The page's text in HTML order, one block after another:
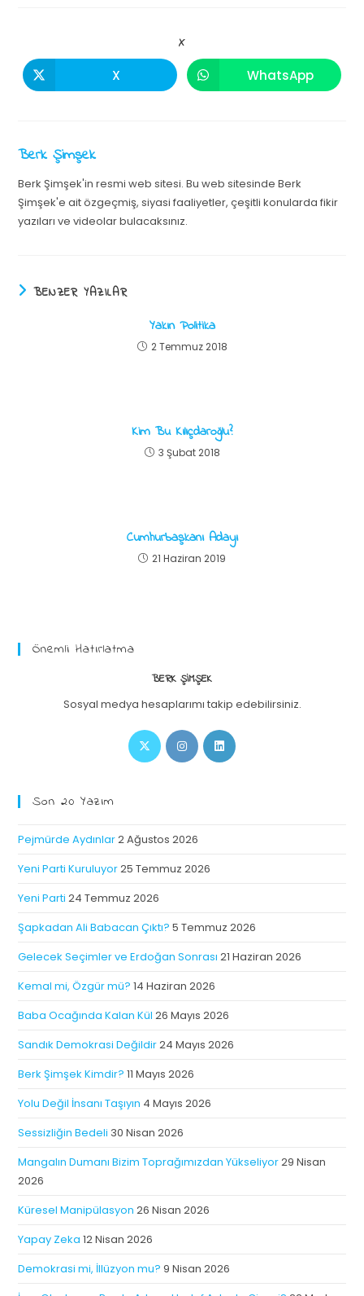
X
X
WhatsApp
Berk Şimşek
Berk Şimşek'in resmi web sitesi. Bu web sitesinde Berk
Şimşek'e ait özgeçmiş, siyasi faaliyetler, çeşitli konularda fikir
yazıları ve videolar bulacaksınız.
BENZER YAZILAR
Yakın Politika
2 Temmuz 2018
Kim Bu Kılıçdaroğlu?
3 Şubat 2018
Cumhurbaşkanı Adayı
21 Haziran 2019
Önemli Hatırlatma
BERK ŞIMŞEK
Sosyal medya hesaplarımı takip edebilirsiniz.
Son 20 Yazım
Pejmürde Aydınlar2 Ağustos 2026
Yeni Parti Kuruluyor25 Temmuz 2026
Yeni Parti 24 Temmuz 2026
Şapkadan Ali Babacan Çıktı? 5 Temmuz 2026
Gelecek Seçimler ve Erdoğan Sonrası 21 Haziran 2026
Kemal mi, Özgür mü? 14 Haziran 2026
Baba Ocağında Kalan Kül 26 Mayıs 2026
Sandık Demokrasi Değildir24 Mayıs 2026
Berk Şimşek Kimdir? 11 Mayıs 2026
Yolu Değil İnsanı Taşıyın 4 Mayıs 2026
Sessizliğin Bedeli 30 Nisan 2026
Mangalın Dumanı Bizim Toprağımızdan Yükseliyor29 Nisan
2026
Küresel Manipülasyon 26 Nisan 2026
Yapay Zeka 12 Nisan 2026
Demokrasi mi, İllüzyon mu? 9 Nisan 2026